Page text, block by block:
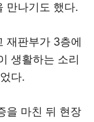
만나기도 했다.
재판부가 3층에
생활하는 소리
다.
을 마친 뒤 현장